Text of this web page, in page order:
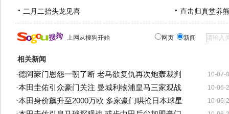
二月二抬头龙见喜 直击归真堂养
上网从搜狗开始 网页 新闻
相关新闻
10-07-
·德阿豪门恩怨一朝了断 老马欲复仇再次炮轰裁判
10-06-
·本田圭佑引众豪门关注 曼城利物浦皇马三家观战
10-06-
·本田身价飙升至2000万欧 多家豪门哄抢日本球星